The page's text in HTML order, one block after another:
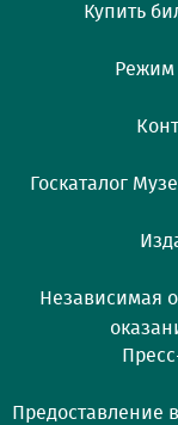
Купить
Режим
Госкаталог
Независимая
Предоставление